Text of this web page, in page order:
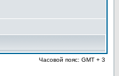
Часовой пояс: GMT + 3